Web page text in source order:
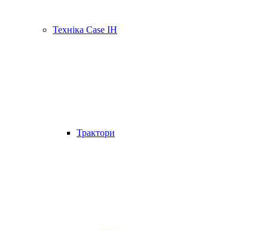
Техніка Case IH
Трактори